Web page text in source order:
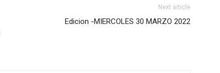
Next article
Edicion -MIERCOLES 30 MARZO 2022